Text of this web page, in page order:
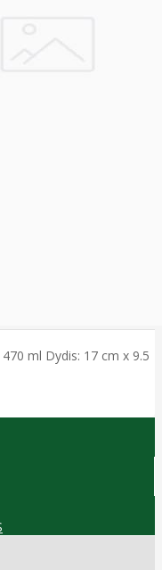
ml Dydis: 17 cm x 9.5